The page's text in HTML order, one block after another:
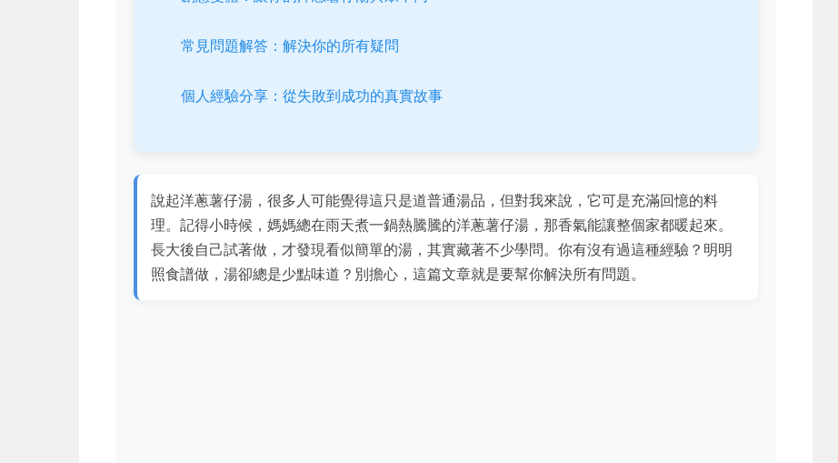
常見問題解答：解決你的所有疑問
個人經驗分享：從失敗到成功的真實故事
說起洋蔥薯仔湯，很多人可能覺得這只是道普通湯品，但對我來說，它可是充滿回憶的料
理。記得小時候，媽媽總在雨天煮一鍋熱騰騰的洋蔥薯仔湯，那香氣能讓整個家都暖起來。
長大後自己試著做，才發現看似簡單的湯，其實藏著不少學問。你有沒有過這種經驗？明明
照食譜做，湯卻總是少點味道？別擔心，這篇文章就是要幫你解決所有問題。